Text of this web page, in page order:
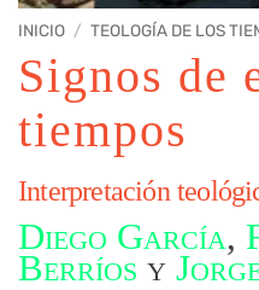
INICIO / TEOLOGÍA DE LOS
Signos de
tiempos
Interpretación
Diego García,
Berríos y